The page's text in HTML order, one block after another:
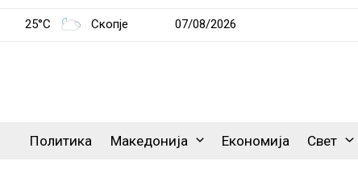
25°C Скопје 07/08/2026
Политика Македонија Економија Свет